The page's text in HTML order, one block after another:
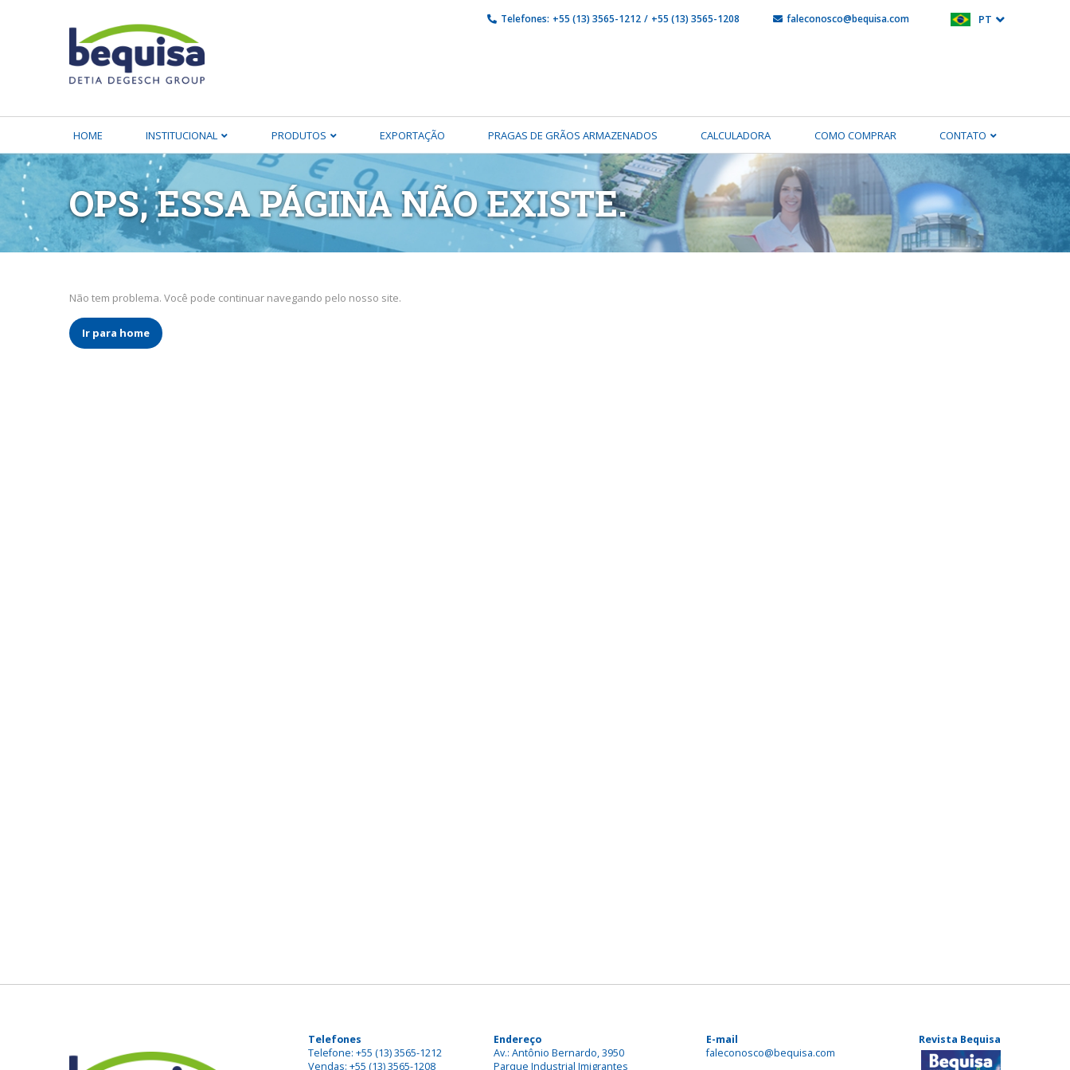
Telefones: +55 (13) 3565-1212 / +55 (13) 3565-1208 faleconosco@bequisa.com PT
HOME INSTITUCIONAL PRODUTOS EXPORTAÇÃO PRAGAS DE GRÃOS ARMAZENADOS CALCULADORA COMO COMPRAR CONTATO
OPS, ESSA PÁGINA NÃO EXISTE.
Não tem problema. Você pode continuar navegando pelo nosso site.
Ir para home
Telefones
Telefone: +55 (13) 3565-1212
Vendas: +55 (13) 3565-1208
Endereço
Av.: Antônio Bernardo, 3950
Parque Industrial Imigrantes
E-mail
faleconosco@bequisa.com
Revista Bequisa